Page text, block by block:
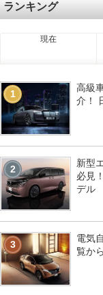
ランキング
現在
1
高級
介！
2
新型
必見
デル
3
電気
覧か